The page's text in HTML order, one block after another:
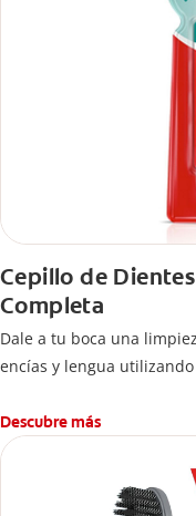
Cepillo de
Completa
Dale a tu boca una
encías y lengua
Descubre más